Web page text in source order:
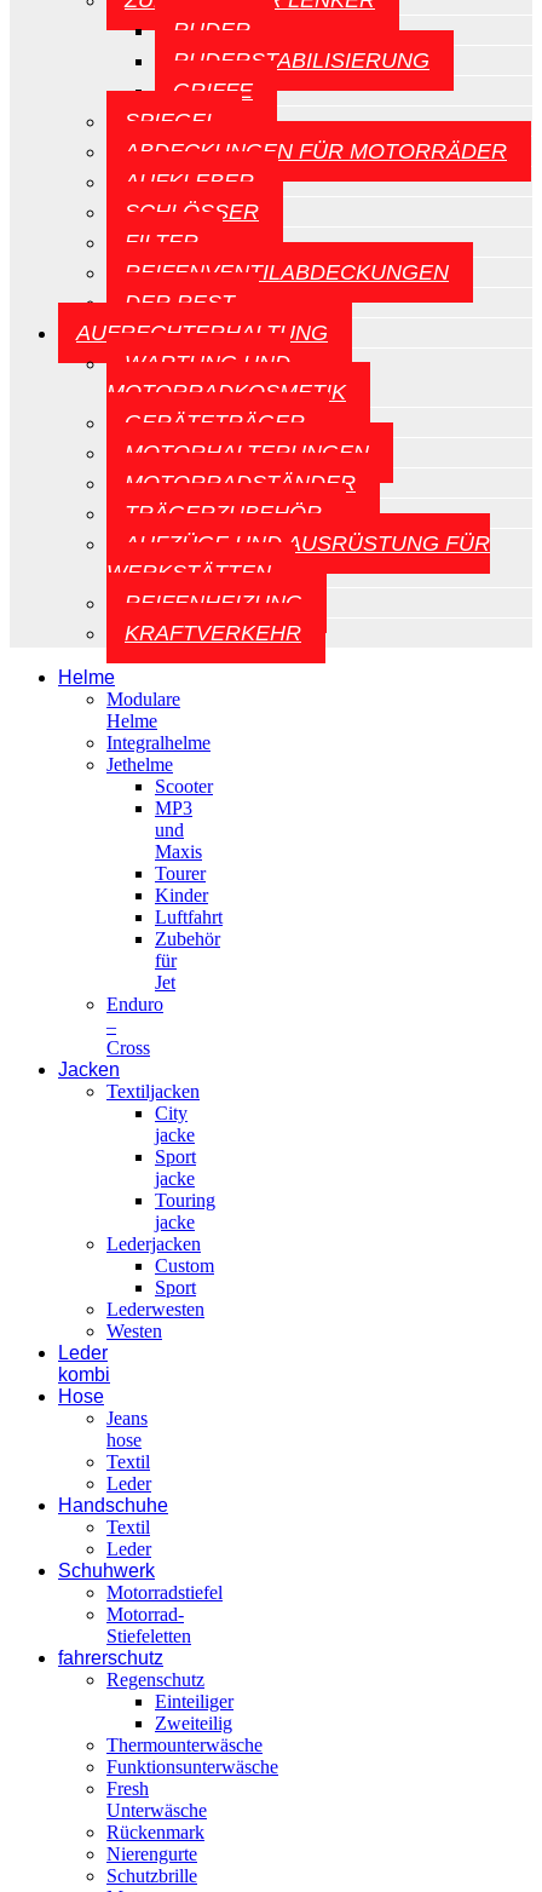
RUDER
RUDERSTABILISIERUNG
GRIFFE
SPIEGEL
ABDECKUNGEN FÜR MOTORRÄDER
AUFKLEBER
SCHLÖSSER
FILTER
REIFENVENTILABDECKUNGEN
DER REST
AUFRECHTERHALTUNG
WARTUNG UND
MOTORRADKOSMETIK
GERÄTETRÄGER
MOTORHALTERUNGEN
MOTORRADSTÄNDER
TRÄGERZUBEHÖR
AUFZÜGE UND AUSRÜSTUNG FÜR
WERKSTÄTTEN
REIFENHEIZUNG
KRAFTVERKEHR
Helme
Modulare
Helme
Integralhelme
Jethelme
Scooter
MP3
und
Maxis
Tourer
Kinder
Luftfahrt
Zubehör
für
Jet
Enduro
–
Cross
Jacken
Textiljacken
City
jacke
Sport
jacke
Touring
jacke
Lederjacken
Custom
Sport
Lederwesten
Westen
Leder
kombi
Hose
Jeans
hose
Textil
Leder
Handschuhe
Textil
Leder
Schuhwerk
Motorradstiefel
Motorrad-
Stiefeletten
fahrerschutz
Regenschutz
Einteiliger
Zweiteilig
Thermounterwäsche
Funktionsunterwäsche
Fresh
Unterwäsche
Rückenmark
Nierengurte
Schutzbrille